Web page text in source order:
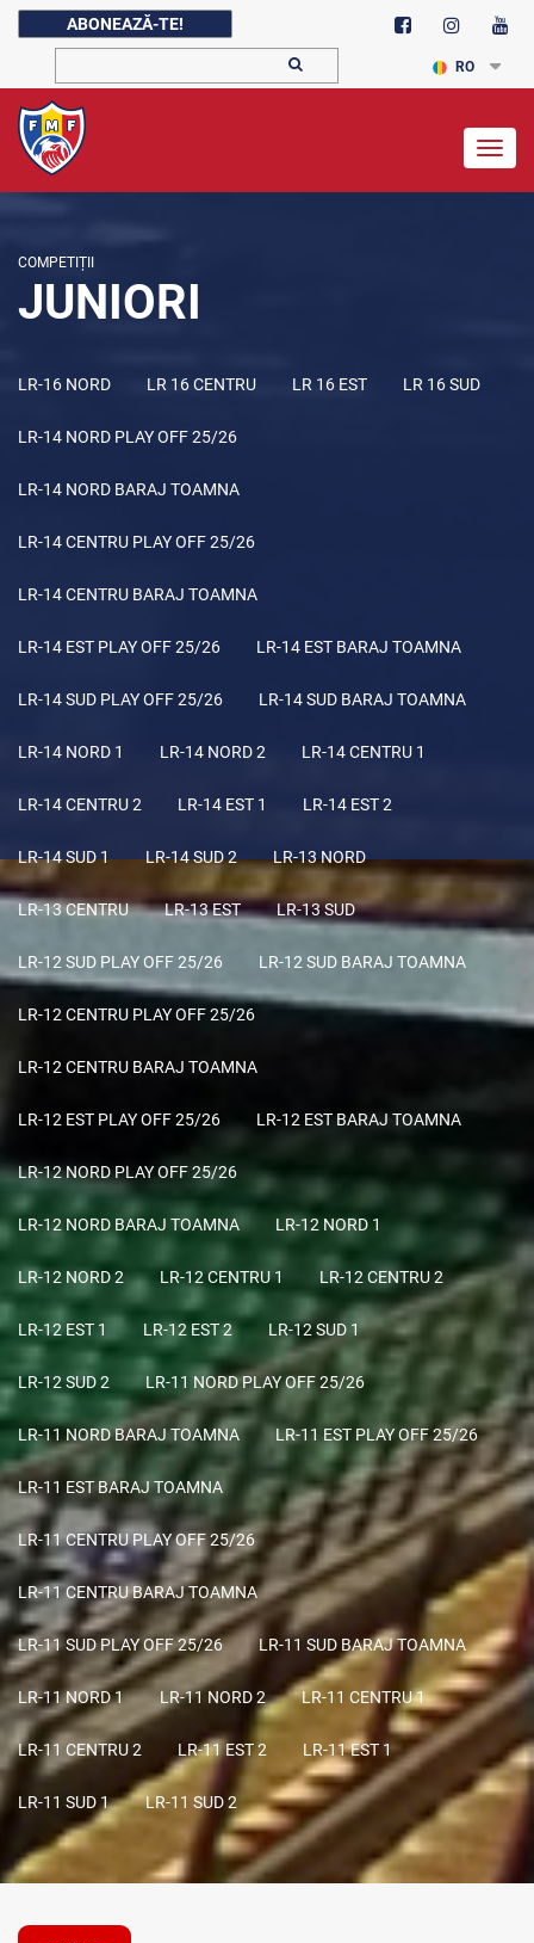
ABONEAZĂ-TE!
RO
COMPETIȚII
JUNIORI
LR-16 NORD LR 16 CENTRU LR 16 EST LR 16 SUD
LR-14 NORD PLAY OFF 25/26
LR-14 NORD BARAJ TOAMNA
LR-14 CENTRU PLAY OFF 25/26
LR-14 CENTRU BARAJ TOAMNA
LR-14 EST PLAY OFF 25/26 LR-14 EST BARAJ TOAMNA
LR-14 SUD PLAY OFF 25/26 LR-14 SUD BARAJ TOAMNA
LR-14 NORD 1 LR-14 NORD 2 LR-14 CENTRU 1
LR-14 CENTRU 2 LR-14 EST 1 LR-14 EST 2
LR-14 SUD 1 LR-14 SUD 2 LR-13 NORD
LR-13 CENTRU LR-13 EST LR-13 SUD
LR-12 SUD PLAY OFF 25/26 LR-12 SUD BARAJ TOAMNA
LR-12 CENTRU PLAY OFF 25/26
LR-12 CENTRU BARAJ TOAMNA
LR-12 EST PLAY OFF 25/26 LR-12 EST BARAJ TOAMNA
LR-12 NORD PLAY OFF 25/26
LR-12 NORD BARAJ TOAMNA LR-12 NORD 1
LR-12 NORD 2 LR-12 CENTRU 1 LR-12 CENTRU 2
LR-12 EST 1 LR-12 EST 2 LR-12 SUD 1
LR-12 SUD 2 LR-11 NORD PLAY OFF 25/26
LR-11 NORD BARAJ TOAMNA LR-11 EST PLAY OFF 25/26
LR-11 EST BARAJ TOAMNA
LR-11 CENTRU PLAY OFF 25/26
LR-11 CENTRU BARAJ TOAMNA
LR-11 SUD PLAY OFF 25/26 LR-11 SUD BARAJ TOAMNA
LR-11 NORD 1 LR-11 NORD 2 LR-11 CENTRU 1
LR-11 CENTRU 2 LR-11 EST 2 LR-11 EST 1
LR-11 SUD 1 LR-11 SUD 2